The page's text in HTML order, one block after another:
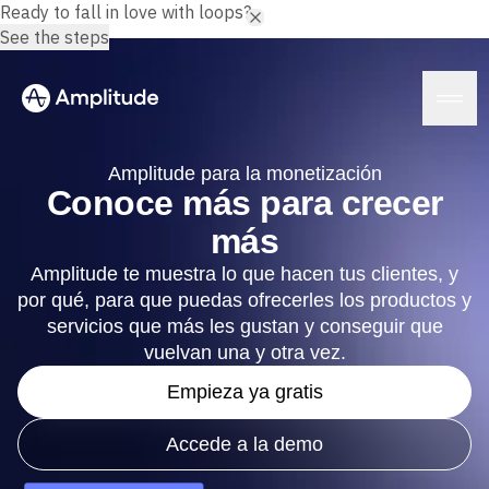
IA
Amplitude AI
Agentes de IA
AI Feedback
Análisis de agentes
Análisis de productos
Soluciones
Servicios financieros
Recursos
Aprende
Amplitude para la monetización
Conoce más para crecer
más
Amplitude te muestra lo que hacen tus clientes, y
por qué, para que puedas ofrecerles los productos y
servicios que más les gustan y conseguir que
vuelvan una y otra vez.
Empieza ya gratis
Accede a la demo
Ready to fall in love with loops?
See the steps